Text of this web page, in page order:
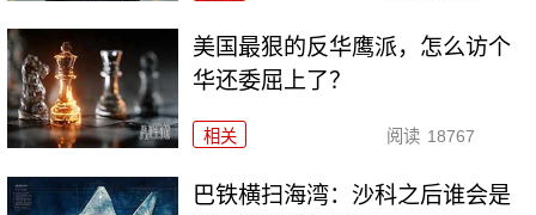
美国最狠的反华鹰派，怎么访个
华还委屈上了？
相关 阅读 18767
巴铁横扫海湾：沙科之后谁会是